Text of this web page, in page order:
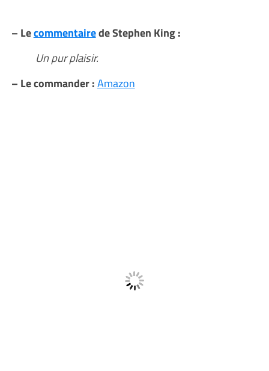
– Lecommentairede Stephen King :
Un pur plaisir.
– Le commander :Amazon